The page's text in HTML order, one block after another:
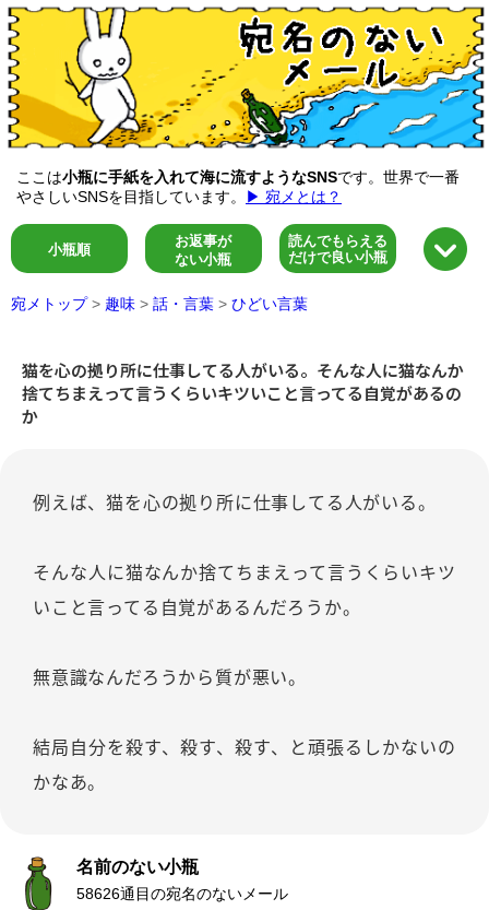
ここは小瓶に手紙を入れて海に流すようなSNSです。世界で一番
やさしいSNSを目指しています。
▶ 宛メとは？
小瓶順
お返事が
ない小瓶
読んでもらえる
だけで良い小瓶
宛メトップ > 趣味 > 話・言葉 > ひどい言葉
猫を心の拠り所に仕事してる人がいる。そんな人に猫なんか
捨てちまえって言うくらいキツいこと言ってる自覚があるの
か
例えば、猫を心の拠り所に仕事してる人がいる。
そんな人に猫なんか捨てちまえって言うくらいキツ
いこと言ってる自覚があるんだろうか。
無意識なんだろうから質が悪い。
結局自分を殺す、殺す、殺す、と頑張るしかないの
かなあ。
名前のない小瓶
58626通目の宛名のないメール